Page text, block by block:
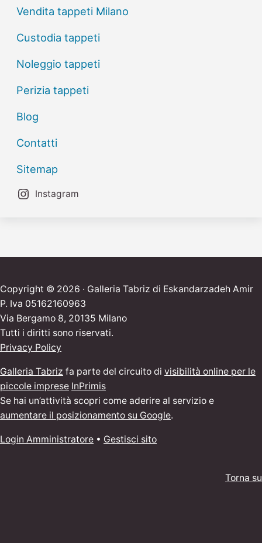
Vendita tappeti Milano
Custodia tappeti
Noleggio tappeti
Perizia tappeti
Blog
Contatti
Sitemap
Instagram
Copyright © 2026 · Galleria Tabriz di Eskandarzadeh Amir
P. Iva 05162160963
Via Bergamo 8, 20135 Milano
Tutti i diritti sono riservati.
Privacy Policy
Galleria Tabriz fa parte del circuito divisibilità online per le
piccole imprese InPrimis
Se hai un’attività scopri come aderire al servizio e
aumentare il posizionamento su Google.
Login Amministratore • Gestisci sito
Torna su